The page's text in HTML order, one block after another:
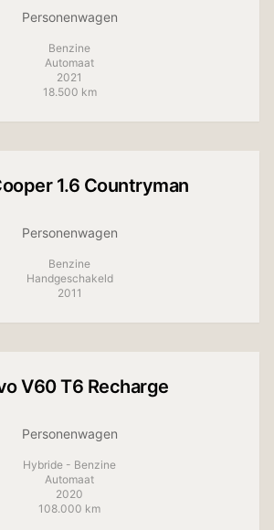
Personenwagen
Benzine
Automaat
2021
18.500 km
1.6 Countryman
Personenwagen
Benzine
Handgeschakeld
2011
V60 T6 Recharge
Personenwagen
Hybride - Benzine
Automaat
2020
108.000 km